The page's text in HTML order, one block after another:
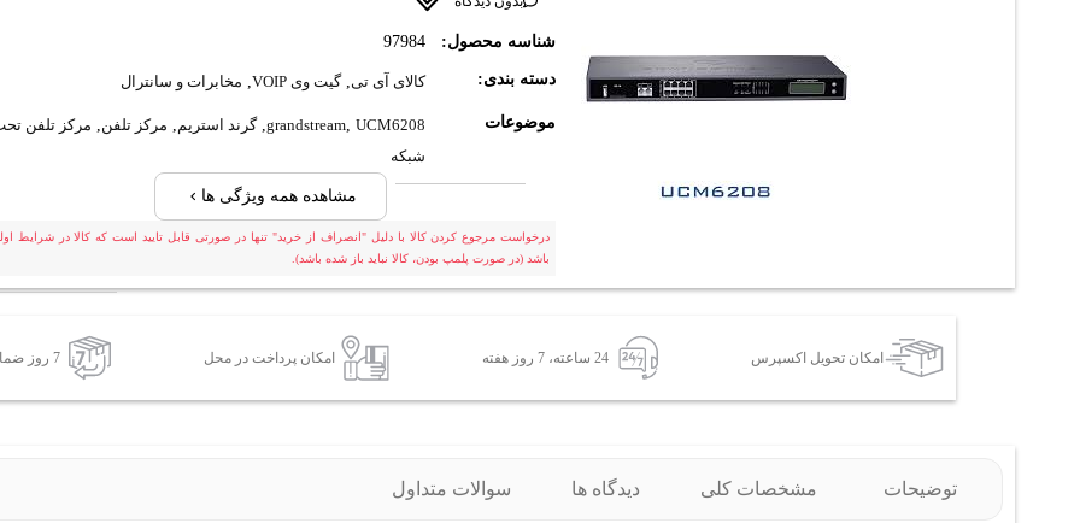
شناسه محصول: 97984
دسته بندی: کالای آی تی ,گیت وی VOIP , مخابرات و سانترال
موضوعات grandstream ,UCM6208
,گرند استریم مرکز تلفن
مرکز تلفن
شبکه
مشاهده همه ویژگی ها
درخواست مرجوع کردن کالا با دلیل "انصراف از خرید" تنها در صورتی قابل تایید است که کالا در شرایط
باشد (در صورت پلمپ بودن، کالا نباید باز شده باشد).
امکان تحویل اکسپرس 24 ساعته، 7 روز هفته امکان پرداخت در محل 7 روز ضمانت بازگشت کالا
توضیحات مشخصات کلی دیدگاه ها سوالات متداول